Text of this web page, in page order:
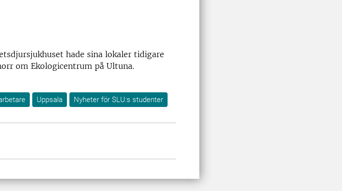
hade sina lokaler tidigare
om Ekologicentrum på Ultuna.
Uppsala Nyheter för SLU:s studenter